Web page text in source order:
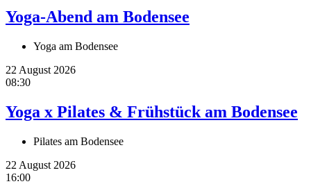
Yoga-Abend am Bodensee
Yoga am Bodensee
22 August 2026
08:30
Yoga x Pilates & Frühstück am Bodensee
Pilates am Bodensee
22 August 2026
16:00